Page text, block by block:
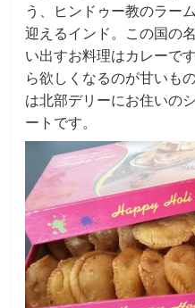
う、ヒンドゥー教のラー
迎えるインド。この国の
い出すお料理はカレーで
ら欲しくなるのが甘いも
は北部デリーにお住いの
ートです。